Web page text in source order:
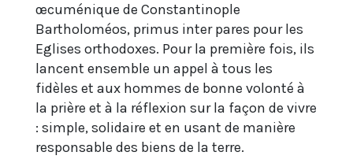
œcuménique de Constantinople
Bartholoméos, primus inter pares pour les
Eglises orthodoxes. Pour la première fois, ils
lancent ensemble un appel à tous les
fidèles et aux hommes de bonne volonté à
la prière et à la réflexion sur la façon de vivre
: simple, solidaire et en usant de manière
responsable des biens de la terre.